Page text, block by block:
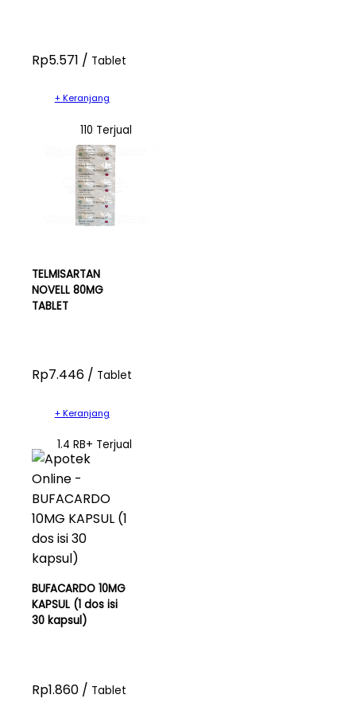
Rp5.571 / Tablet
+ Keranjang
110 Terjual
TELMISARTAN
NOVELL 80MG
TABLET
Rp7.446 / Tablet
+ Keranjang
1.4 RB+ Terjual
BUFACARDO 10MG
KAPSUL (1 dos isi
30 kapsul)
Rp1.860 / Tablet